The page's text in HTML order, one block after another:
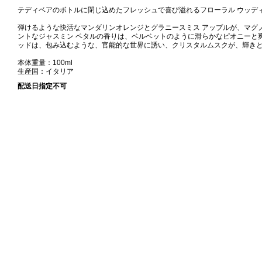
テディベアのボトルに閉じ込めたフレッシュで喜び溢れるフローラル ウッデ
弾けるような快活なマンダリンオレンジとグラニースミス アップルが、マ
ントなジャスミン ペタルの香りは、ベルベットのように滑らかなピオニー
ッドは、包み込むような、官能的な世界に誘い、クリスタルムスクが、輝き
本体重量：100ml
生産国：イタリア
配送日指定不可